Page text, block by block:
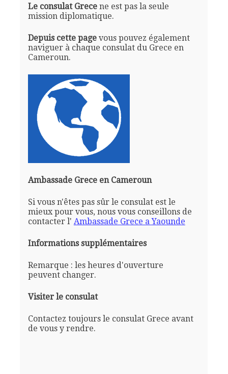
Le consulat Grecene est pas la seule
mission diplomatique.
Depuis cette pagevous pouvez également
naviguer à chaque consulat du Grece en
Cameroun.
Ambassade Grece en Cameroun
Si vous n'êtes pas sûr le consulat est le
mieux pour vous, nous vous conseillons de
contacter l' Ambassade Grece a Yaounde
Informations supplémentaires
Remarque : les heures d'ouverture
peuvent changer.
Visiter le consulat
Contactez toujours le consulat Grece avant
de vous y rendre.